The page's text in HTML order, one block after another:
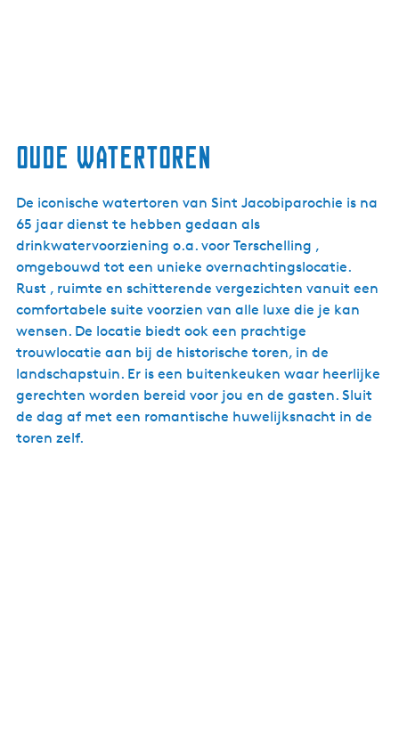
Oude watertoren
De iconische watertoren van Sint Jacobiparochie is na
65 jaar dienst te hebben gedaan als
drinkwatervoorziening o.a. voor Terschelling ,
omgebouwd tot een unieke overnachtingslocatie.
Rust , ruimte en schitterende vergezichten vanuit een
comfortabele suite voorzien van alle luxe die je kan
wensen. De locatie biedt ook een prachtige
trouwlocatie aan bij de historische toren, in de
landschapstuin. Er is een buitenkeuken waar heerlijke
gerechten worden bereid voor jou en de gasten. Sluit
de dag af met een romantische huwelijksnacht in de
toren zelf.